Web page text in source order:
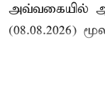
அவ்வகையில்
(08.08.2026)